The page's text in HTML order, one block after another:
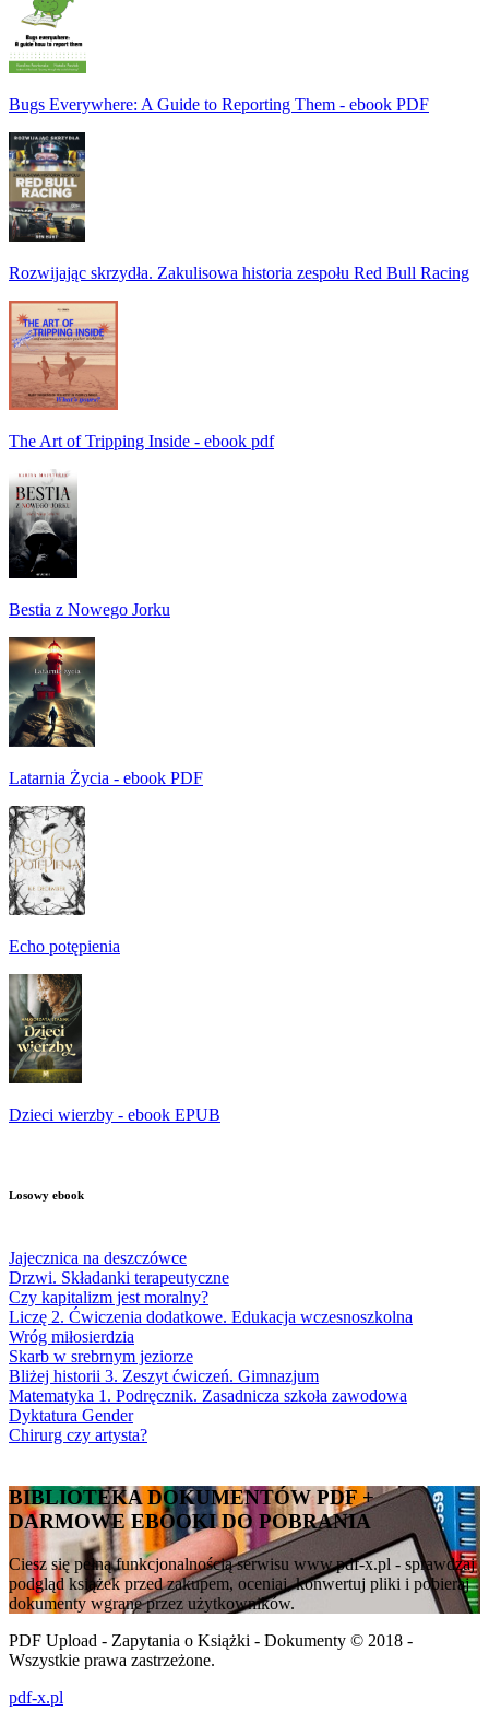
Bugs Everywhere: A Guide to Reporting Them - ebook PDF
Rozwijając skrzydła. Zakulisowa historia zespołu Red Bull Racing
The Art of Tripping Inside - ebook pdf
Bestia z Nowego Jorku
Latarnia Życia - ebook PDF
Echo potępienia
Dzieci wierzby - ebook EPUB
Losowy ebook
Jajecznica na deszczówce
Drzwi. Składanki terapeutyczne
Czy kapitalizm jest moralny?
Liczę 2. Ćwiczenia dodatkowe. Edukacja wczesnoszkolna
Wróg miłosierdzia
Skarb w srebrnym jeziorze
Bliżej historii 3. Zeszyt ćwiczeń. Gimnazjum
Matematyka 1. Podręcznik. Zasadnicza szkoła zawodowa
Dyktatura Gender
Chirurg czy artysta?
BIBLIOTEKA DOKUMENTÓW PDF +
DARMOWE EBOOKI DO POBRANIA
Ciesz się pełną funkcjonalnością serwisu www.pdf-x.pl - sprawdzaj
podgląd książek przed zakupem, oceniaj, konwertuj pliki i pobieraj
dokumenty wgrane przez użytkowników.
PDF Upload - Zapytania o Książki - Dokumenty © 2018 -
Wszystkie prawa zastrzeżone.
pdf-x.pl